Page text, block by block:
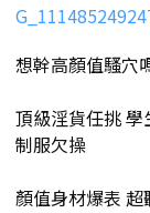
想幹高顏值騷穴
頂級淫貨任挑
制服欠操
顏值身材爆表